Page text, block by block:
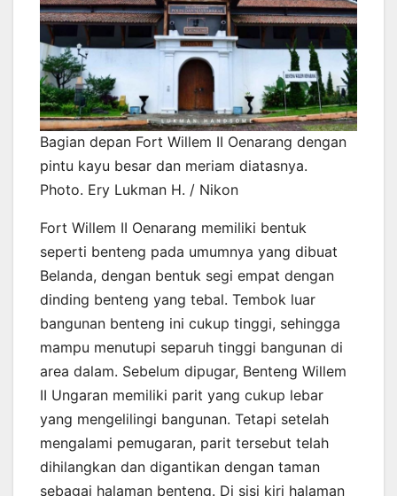
Bagian depan Fort Willem II Oenarang dengan
pintu kayu besar dan meriam diatasnya.
Photo. Ery Lukman H. / Nikon
Fort Willem II Oenarang memiliki bentuk
seperti benteng pada umumnya yang dibuat
Belanda, dengan bentuk segi empat dengan
dinding benteng yang tebal. Tembok luar
bangunan benteng ini cukup tinggi, sehingga
mampu menutupi separuh tinggi bangunan di
area dalam. Sebelum dipugar, Benteng Willem
II Ungaran memiliki parit yang cukup lebar
yang mengelilingi bangunan. Tetapi setelah
mengalami pemugaran, parit tersebut telah
dihilangkan dan digantikan dengan taman
sebagai halaman benteng. Di sisi kiri halaman